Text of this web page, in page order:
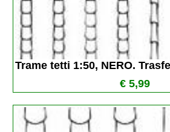
Trame tetti 1:50, NERO.
€ 5,99